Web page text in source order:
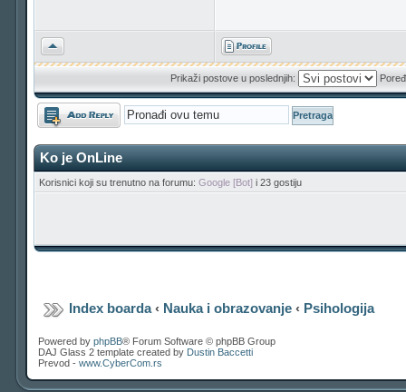
Vrh
Prikaži postove u poslednjih:
Odgovori
Ko je OnLine
Korisnici koji su trenutno na forumu: Google [Bot] i 23 gostiju
Index boarda‹ Nauka i obrazovanje ‹ Psihologija
Powered by phpBB® Forum Software © phpBB Group
DAJ Glass 2 template created by Dustin Baccetti
Prevod - www.CyberCom.rs